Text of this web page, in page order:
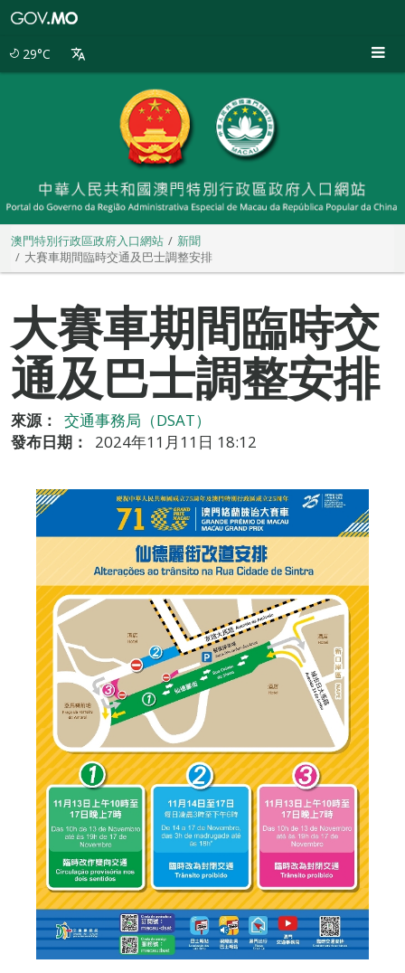
29°C
澳門特別行政區政府入口網站
新聞
大賽車期間臨時交通及巴士調整安排
大賽車期間臨時交
通及巴士調整安排
來源：
交通事務局（DSAT）
發布日期：
2024年11月11日 18:12